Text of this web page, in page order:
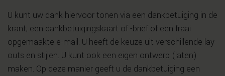
U kunt uw dank hiervoor tonen via een dankbetuiging in de
krant, een dankbetuigingskaart of -brief of een fraai
opgemaakte e-mail. U heeft de keuze uit verschillende lay-
outs en stijlen. U kunt ook een eigen ontwerp (laten)
maken. Op deze manier geeft u de dankbetuiging een